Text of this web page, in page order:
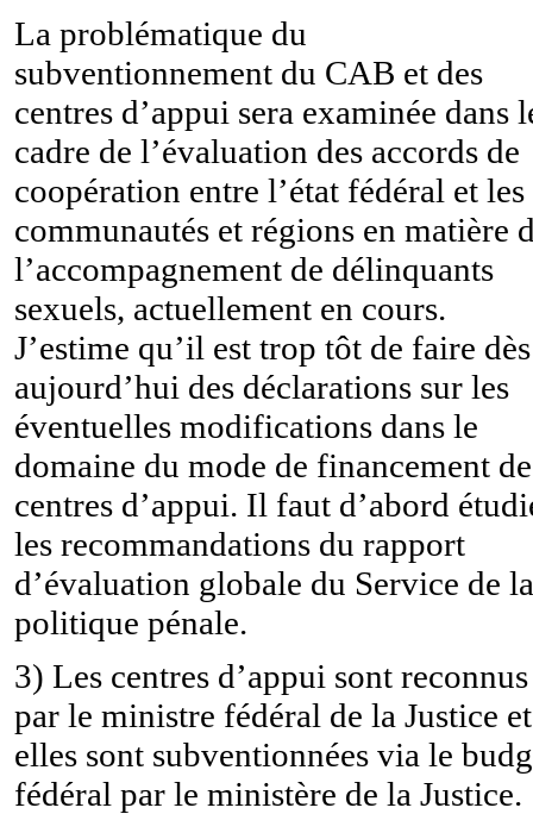
La problématique du
subventionnement du CAB et des
centres d’appui sera examinée dans
cadre de l’évaluation des accords de
coopération entre l’état fédéral et les
communautés et régions en matière
l’accompagnement de délinquants
sexuels, actuellement en cours.
J’estime qu’il est trop tôt de faire dès
aujourd’hui des déclarations sur les
éventuelles modifications dans le
domaine du mode de financement
centres d’appui. Il faut d’abord
les recommandations du rapport
d’évaluation globale du Service de la
politique pénale.
3) Les centres d’appui sont reconnus
par le ministre fédéral de la Justice et
elles sont subventionnées via le
fédéral par le ministère de la Justice.